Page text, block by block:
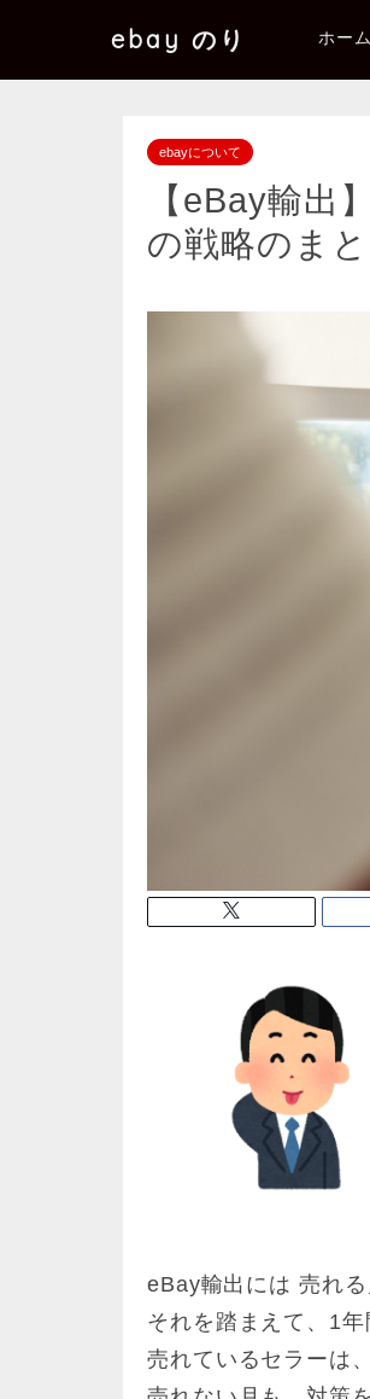
ebay のり ホーム
ebayについて
【eBay輸出
の戦略のま
eBay輸出には 売れる
それを踏まえて、1年
売れているセラーは